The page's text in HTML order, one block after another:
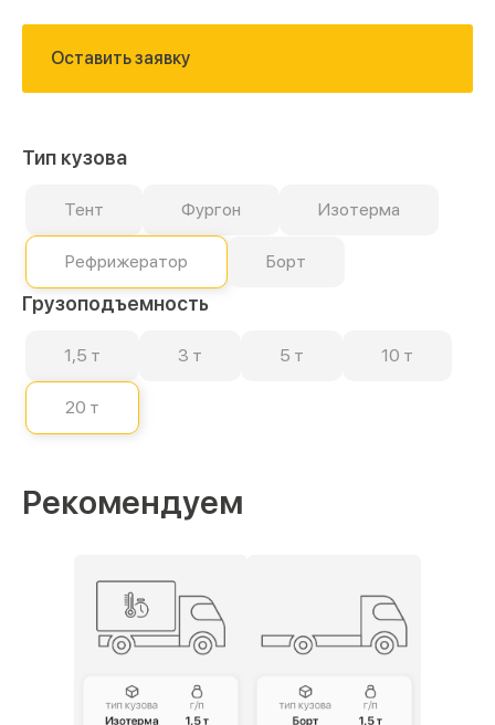
Оставить заявку
Тип кузова
Тент Фургон Изотерма
Рефрижератор Борт
Грузоподъемность
1,5 т 3 т 5 т 10 т
20 т
Рекомендуем